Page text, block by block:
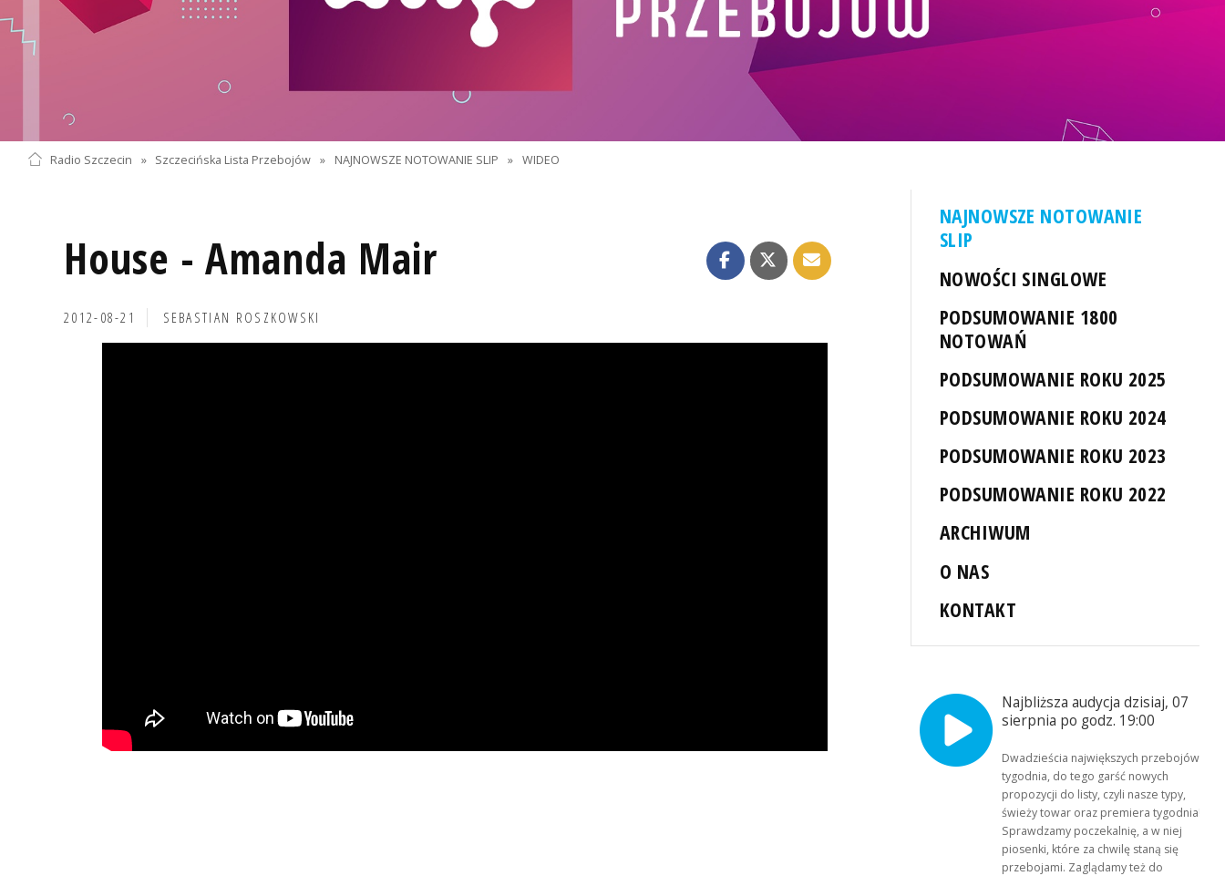
Radio Szczecin » Szczecińska Lista Przebojów » NAJNOWSZE NOTOWANIE SLIP » WIDEO
House - Amanda Mair
2012-08-21 SEBASTIAN ROSZKOWSKI
NAJNOWSZE NOTOWANIE
SLIP
NOWOŚCI SINGLOWE
PODSUMOWANIE 1800
NOTOWAŃ
PODSUMOWANIE ROKU 2025
PODSUMOWANIE ROKU 2024
PODSUMOWANIE ROKU 2023
PODSUMOWANIE ROKU 2022
ARCHIWUM
O NAS
KONTAKT
Najbliższa audycja dzisiaj, 07
sierpnia po godz. 19:00
Dwadzieścia największych przebojów
tygodnia, do tego garść nowych
propozycji do listy, czyli nasze typy,
świeży towar oraz premiera tygodnia!
Sprawdzamy poczekalnię, a w niej
piosenki, które za chwilę staną się
przebojami. Zaglądamy też do